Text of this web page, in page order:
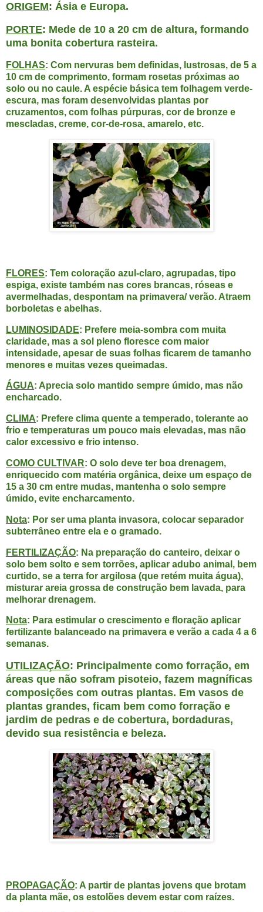
ORIGEM: Ásia e Europa.
PORTE: Mede de 10 a 20 cm de altura, formando
uma bonita cobertura rasteira.
FOLHAS: Com nervuras bem definidas, lustrosas, de 5 a
10 cm de comprimento, formam rosetas próximas ao
solo ou no caule. A espécie básica tem folhagem verde-
escura, mas foram desenvolvidas plantas por
cruzamentos, com folhas púrpuras, cor de bronze e
mescladas, creme, cor-de-rosa, amarelo, etc.
FLORES: Tem coloração azul-claro, agrupadas, tipo
espiga, existe também nas cores brancas, róseas e
avermelhadas, despontam na primavera/ verão. Atraem
borboletas e abelhas.
LUMINOSIDADE: Prefere meia-sombra com muita
claridade, mas a sol pleno floresce com maior
intensidade, apesar de suas folhas ficarem de tamanho
menores e muitas vezes queimadas.
ÁGUA: Aprecia solo mantido sempre úmido, mas não
encharcado.
CLIMA: Prefere clima quente a temperado, tolerante ao
frio e temperaturas um pouco mais elevadas, mas não
calor excessivo e frio intenso.
COMO CULTIVAR: O solo deve ter boa drenagem,
enriquecido com matéria orgânica, deixe um espaço de
15 a 30 cm entre mudas, mantenha o solo sempre
úmido, evite encharcamento.
Nota: Por ser uma planta invasora, colocar separador
subterrâneo entre ela e o gramado.
FERTILIZAÇÃO: Na preparação do canteiro, deixar o
solo bem solto e sem torrões, aplicar adubo animal, bem
curtido, se a terra for argilosa (que retém muita água),
misturar areia grossa de construção bem lavada, para
melhorar drenagem.
Nota: Para estimular o crescimento e floração aplicar
fertilizante balanceado na primavera e verão a cada 4 a 6
semanas.
UTILIZAÇÃO: Principalmente como forração, em
áreas que não sofram pisoteio, fazem magníficas
composições com outras plantas. Em vasos de
plantas grandes, ficam bem como forração e
jardim de pedras e de cobertura, bordaduras,
devido sua resistência e beleza.
PROPAGAÇÃO: A partir de plantas jovens que brotam
da planta mãe, os estolões devem estar com raízes.